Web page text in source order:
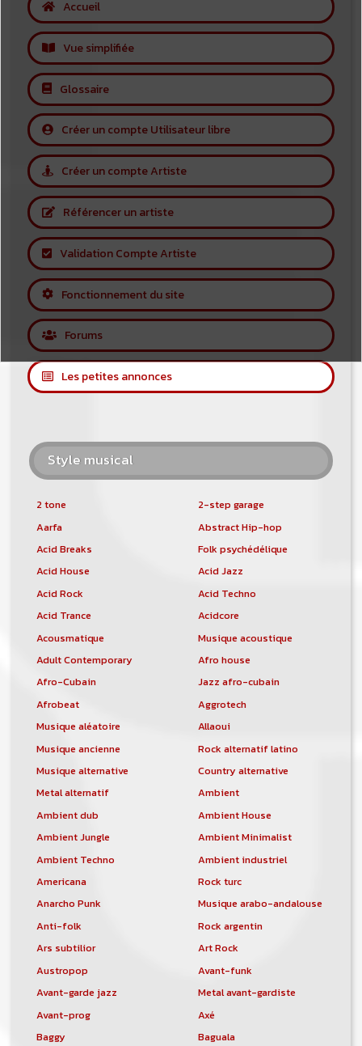
Accueil
Vue simplifiée
Glossaire
Créer un compte Utilisateur libre
Créer un compte Artiste
Référencer un artiste
Validation Compte Artiste
Fonctionnement du site
Forums
Les petites annonces
Style musical
2 tone
2-step garage
Aarfa
Abstract Hip-hop
Acid Breaks
Folk psychédélique
Acid House
Acid Jazz
Acid Rock
Acid Techno
Acid Trance
Acidcore
Acousmatique
Musique acoustique
Adult Contemporary
Afro house
Afro-Cubain
Jazz afro-cubain
Afrobeat
Aggrotech
Musique aléatoire
Allaoui
Musique ancienne
Rock alternatif latino
Musique alternative
Country alternative
Metal alternatif
Ambient
Ambient dub
Ambient House
Ambient Jungle
Ambient Minimalist
Ambient Techno
Ambient industriel
Americana
Rock turc
Anarcho Punk
Musique arabo-andalouse
Anti-folk
Rock argentin
Ars subtilior
Art Rock
Austropop
Avant-funk
Avant-garde jazz
Metal avant-gardiste
Avant-prog
Axé
Baggy
Baguala